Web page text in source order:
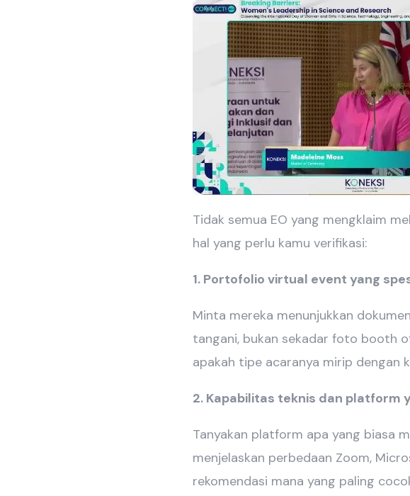
Tidak semua EO yang mengklaim
hal yang perlu kamu verifikasi:
1. Portofolio virtual event yang
Minta mereka menunjukkan
tangani, bukan sekadar foto booth
apakah tipe acaranya mirip dengan
2. Kapabilitas teknis dan platform
Tanyakan platform apa yang biasa
menjelaskan perbedaan Zoom,
rekomendasi mana yang paling